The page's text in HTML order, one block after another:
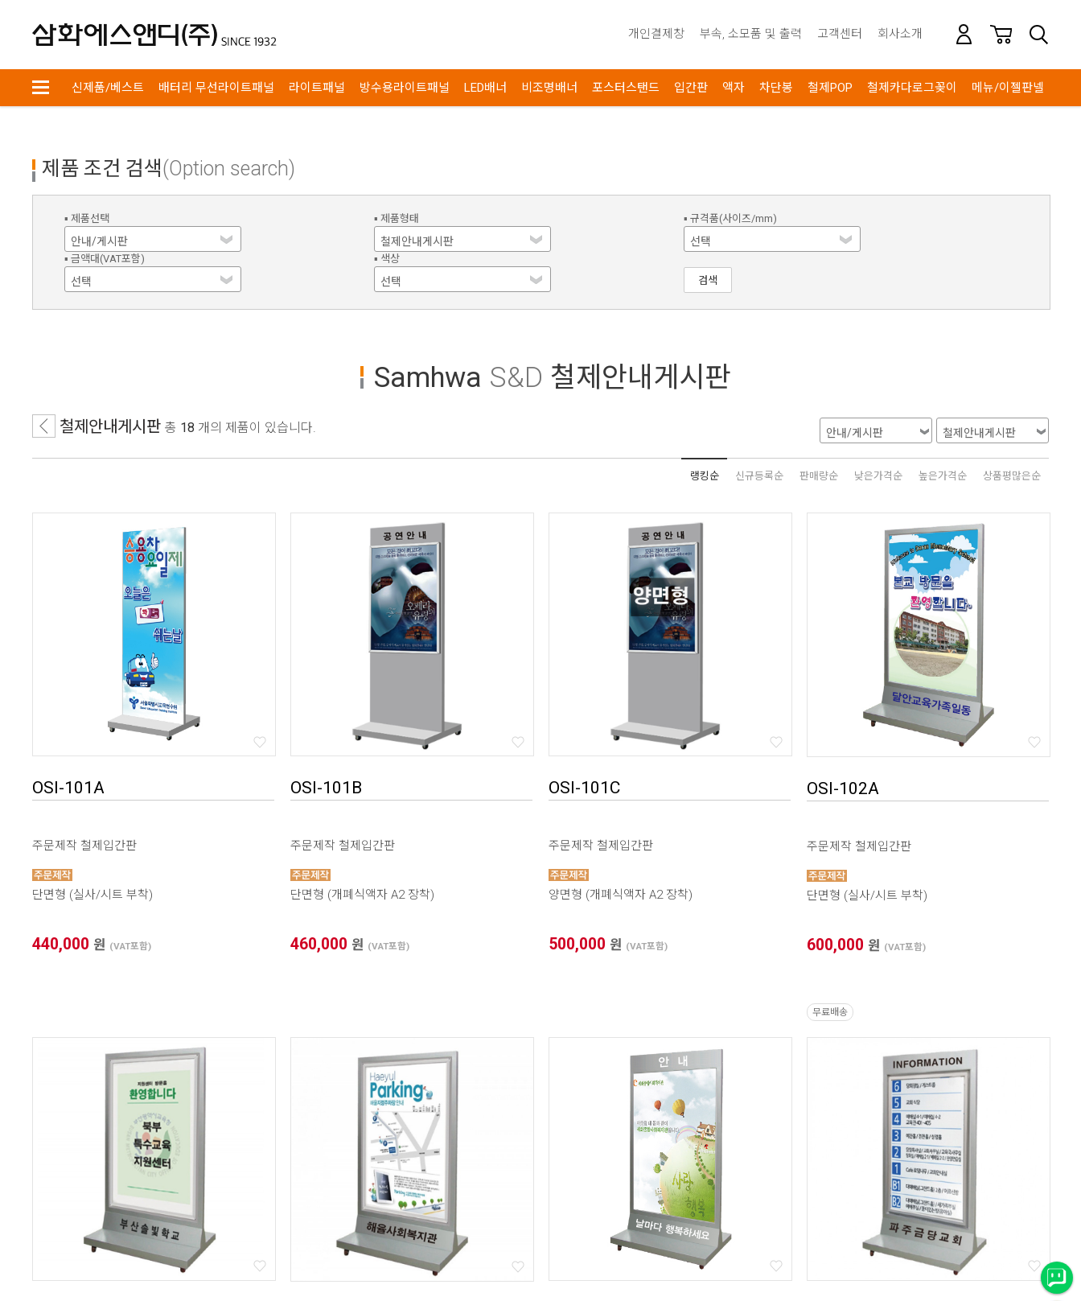
개인결제창 부속, 소모품 및 출력 고객센터 회사소개
회원 장바구니검색
신제품/베스트 배터리 무선라이트패널 라이트패널 방수용라이트패널 LED배너 비조명배너 포스터스탠드 입간판 액자 차단봉 철제POP 철제카다로그꽂이 메뉴/이젤판넬
제품 조건 검색(Option search)
▪ 제품선택 ▪ 제품형태 ▪ 규격품(사이즈/mm)
▪ 금액대(VAT포함)
▪ 색상
검색
Samhwa S&D 철제안내게시판
철제안내게시판 총 18 개 의 제품이 있습니다.
랭킹순 신규등록순 판매량순 낮은가격순 높은가격순 상품평많은순
OSI-101A
주문제작 철제입간판
단면형 (실사/시트 부착)
440,000 원 (VAT포함)
OSI-101B
주문제작 철제입간판
단면형 (개폐식액자 A2 장착)
460,000 원 (VAT포함)
OSI-101C
주문제작 철제입간판
양면형 (개폐식액자 A2 장착)
500,000 원 (VAT포함)
OSI-102A
주문제작 철제입간판
단면형 (실사/시트 부착)
600,000 원 (VAT포함)
무료배송